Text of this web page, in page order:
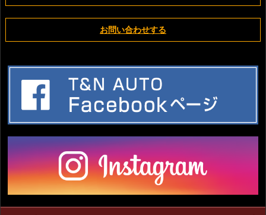
お問い合わせする